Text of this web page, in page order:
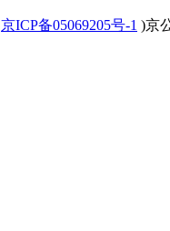
京ICP备05069205号-1 )京